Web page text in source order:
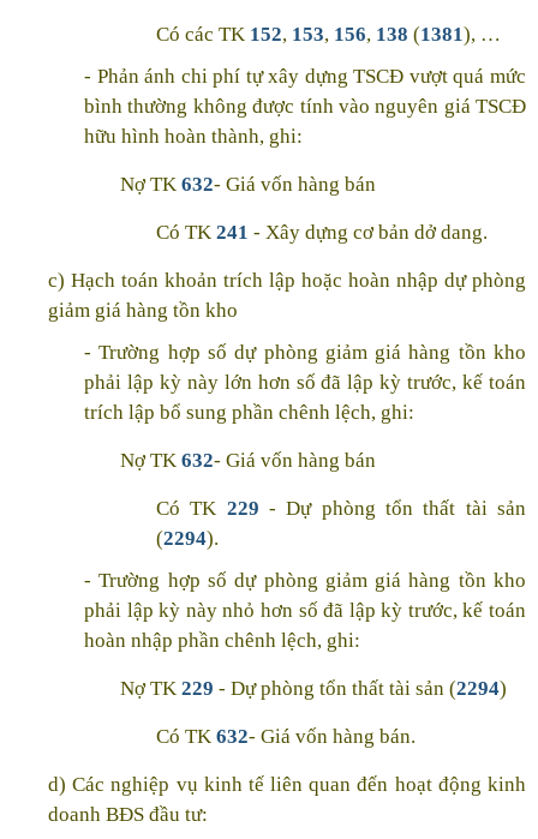
Có các TK 152, 153, 156, 138 (1381), …
- Phản ánh chi phí tự xây dựng TSCĐ vượt quá mức
bình thường không được tính vào nguyên giá TSCĐ
hữu hình hoàn thành, ghi:
Nợ TK 632- Giá vốn hàng bán
Có TK 241 - Xây dựng cơ bản dở dang.
c) Hạch toán khoản trích lập hoặc hoàn nhập dự phòng
giảm giá hàng tồn kho
- Trường hợp số dự phòng giảm giá hàng tồn kho
phải lập kỳ này lớn hơn số đã lập kỳ trước, kế toán
trích lập bổ sung phần chênh lệch, ghi:
Nợ TK 632- Giá vốn hàng bán
Có TK 229 - Dự phòng tổn thất tài sản
(2294).
- Trường hợp số dự phòng giảm giá hàng tồn kho
phải lập kỳ này nhỏ hơn số đã lập kỳ trước, kế toán
hoàn nhập phần chênh lệch, ghi:
Nợ TK 229 - Dự phòng tổn thất tài sản (2294)
Có TK 632- Giá vốn hàng bán.
d) Các nghiệp vụ kinh tế liên quan đến hoạt động kinh
doanh BĐS đầu tư: